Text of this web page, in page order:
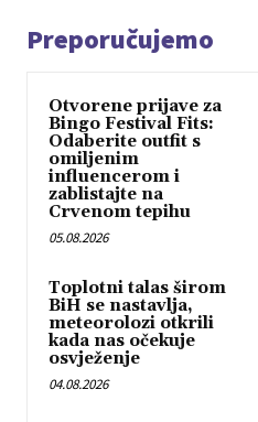
Preporučujemo
Otvorene prijave za
Bingo Festival Fits:
Odaberite outfit s
omiljenim
influencerom i
zablistajte na
Crvenom tepihu
05.08.2026
Toplotni talas širom
BiH se nastavlja,
meteorolozi otkrili
kada nas očekuje
osvježenje
04.08.2026